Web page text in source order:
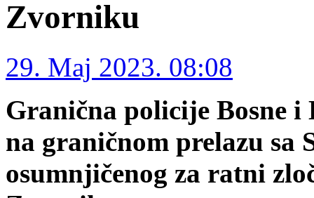
Zvorniku
29. Maj 2023. 08:08
Granična policije Bosne i
na graničnom prelazu sa
osumnjičenog za ratni